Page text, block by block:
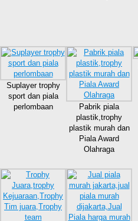
Suplayer trophy
sport dan piala
perlombaan
Pabrik piala
plastik,trophy
plastik murah dan
Piala Award
Olahraga